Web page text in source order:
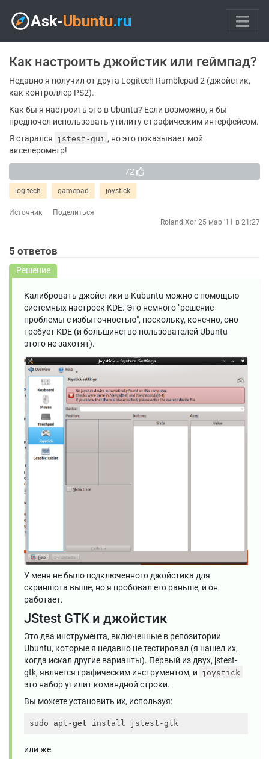
Как настроить джойстик или геймпад?
Недавно я получил от друга Logitech Rumblepad 2 (джойстик,
как контроллер PS2).
Как бы я настроить это в Ubuntu? Если возможно, я бы
предпочел использовать утилиту с графическим интерфейсом.
Я старался jstest-gui , но это показывает мой
акселерометр!
72
logitech gamepad joystick
Источник
Поделиться
RolandiXor 25 мар '11 в 21:27
5 ответов
Решение
Калибровать джойстики в Kubuntu можно с помощью
системных настроек KDE. Это немного "решение
проблемы с избыточностью", поскольку, конечно, оно
требует KDE (и большинство пользователей Ubuntu
этого не захотят).
У меня не было подключенного джойстика для
скриншота выше, но я пробовал его раньше, и он
работает.
JStest GTK и джойстик
Это два инструмента, включенные в репозитории
Ubuntu, которые я недавно не тестировал (я нашел их,
когда искал другие варианты). Первый из двух, jstest-
gtk, является графическим инструментом, и joystick
это набор утилит командной строки.
Вы можете установить их, используя:
sudo apt-get
или же